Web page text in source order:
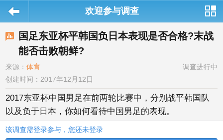
欢迎参与调查
站导航
国足东亚杯平韩国负日本表现是否合格?末战
能否击败朝鲜?
来源： 体育
调查进行中
创建时间：2017年12月12日
2017东亚杯中国男足在前两轮比赛中，分别战平韩国队
以及负于日本，你如何看待中国男足的表现。
该调查需登录参与，您还未登录